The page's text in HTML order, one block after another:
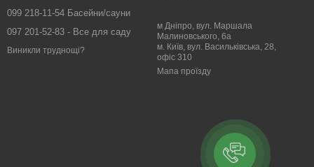
099 218-11-54 Басейни/сауни
097 201-52-83 - Все для саду
Виникли труднощі?
м Дніпро, вул. Маршала
Малиновського, 6а
м. Київ, вул. Васильківська, 28,
офіс 310
Мапа проїзду